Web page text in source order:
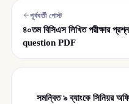
পূর্ববর্তী পোস্ট
৪০তম বিসিএস লিখিত পরীক্ষার
question PDF
সমন্বিত ৯ ব্যাংকে সিনিয়র